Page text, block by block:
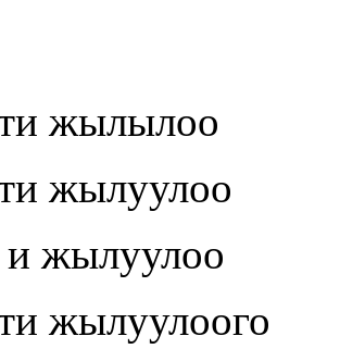
жылылоо
жылуулоо
жылуулоо
жылуулоого